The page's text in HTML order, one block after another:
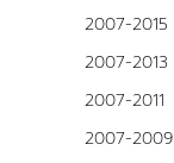
2007-2015
2007-2013
2007-2011
2007-2009